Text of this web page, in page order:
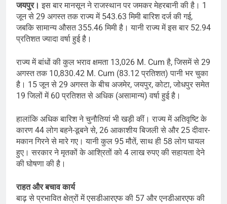
जयपुर।इस बार मानसून ने राजस्थान पर जमकर मेहरबानी की है। 1
जून से 29 अगस्त तक राज्य में 543.63 मिमी बारिश दर्ज की गई,
जबकि सामान्य औसत 355.46 मिमी है। यानी राज्य में इस बार 52.94
प्रतिशत ज्यादा वर्षा हुई है।
राज्य में बांधों की कुल भराव क्षमता 13,026 M. Cum है, जिसमें से 29
अगस्त तक 10,830.42 M. Cum (83.12 प्रतिशत) पानी भर चुका
है। 15 जून से 29 अगस्त के बीच अजमेर, जयपुर, कोटा, जोधपुर समेत
19 जिलों में 60 प्रतिशत से अधिक (असामान्य) वर्षा हुई है।
हालांकि अधिक बारिश ने चुनौतियां भी खड़ी कीं। राज्य में अतिवृष्टि के
कारण 44 लोग बहने-डूबने से, 26 आकाशीय बिजली से और 25 दीवार-
मकान गिरने से मारे गए। यानी कुल 95 मौतें, साथ ही 58 लोग घायल
हुए। सरकार ने मृतकों के आश्रितों को 4 लाख रुपए की सहायता देने
की घोषणा की है।
राहत और बचाव कार्य
बाढ़ से प्रभावित क्षेत्रों में एसडीआरएफ की 57 और एनडीआरएफ की